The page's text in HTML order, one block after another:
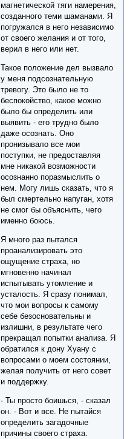
магнетической тяги намерения,
созданного теми шаманами. Я
погружался в него независимо
от своего желания и от того,
верил в него или нет.
Такое положение дел вызвало
у меня подсознательную
тревогу. Это было не то
беспокойство, какое можно
было бы определить или
выявить - его трудно было
даже осознать. Оно
пронизывало все мои
поступки, не предоставляя
мне никакой возможности
осознанно поразмыслить о
нем. Могу лишь сказать, что я
был смертельно напуган, хотя
не смог бы объяснить, чего
именно боюсь.
Я много раз пытался
проанализировать это
ощущение страха, но
мгновенно начинал
испытывать утомление и
усталость. Я сразу понимал,
что мои вопросы к самому
себе безосновательны и
излишни, в результате чего
прекращал попытки анализа. Я
обратился к дону Хуану с
вопросами о моем состоянии,
желая получить от него совет
и поддержку.
- Ты просто боишься, - сказал
он. - Вот и все. Не пытайся
определить загадочные
причины своего страха.